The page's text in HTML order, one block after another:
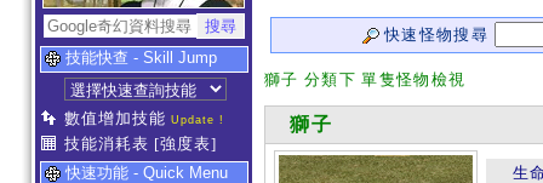
技能快查 - Skill Jump
數值增加技能 Update !
技能消耗表 [強度表]
快速功能 - Quick Menu
快速怪物搜尋
獅子 分類下 單隻怪物檢視
獅子
生